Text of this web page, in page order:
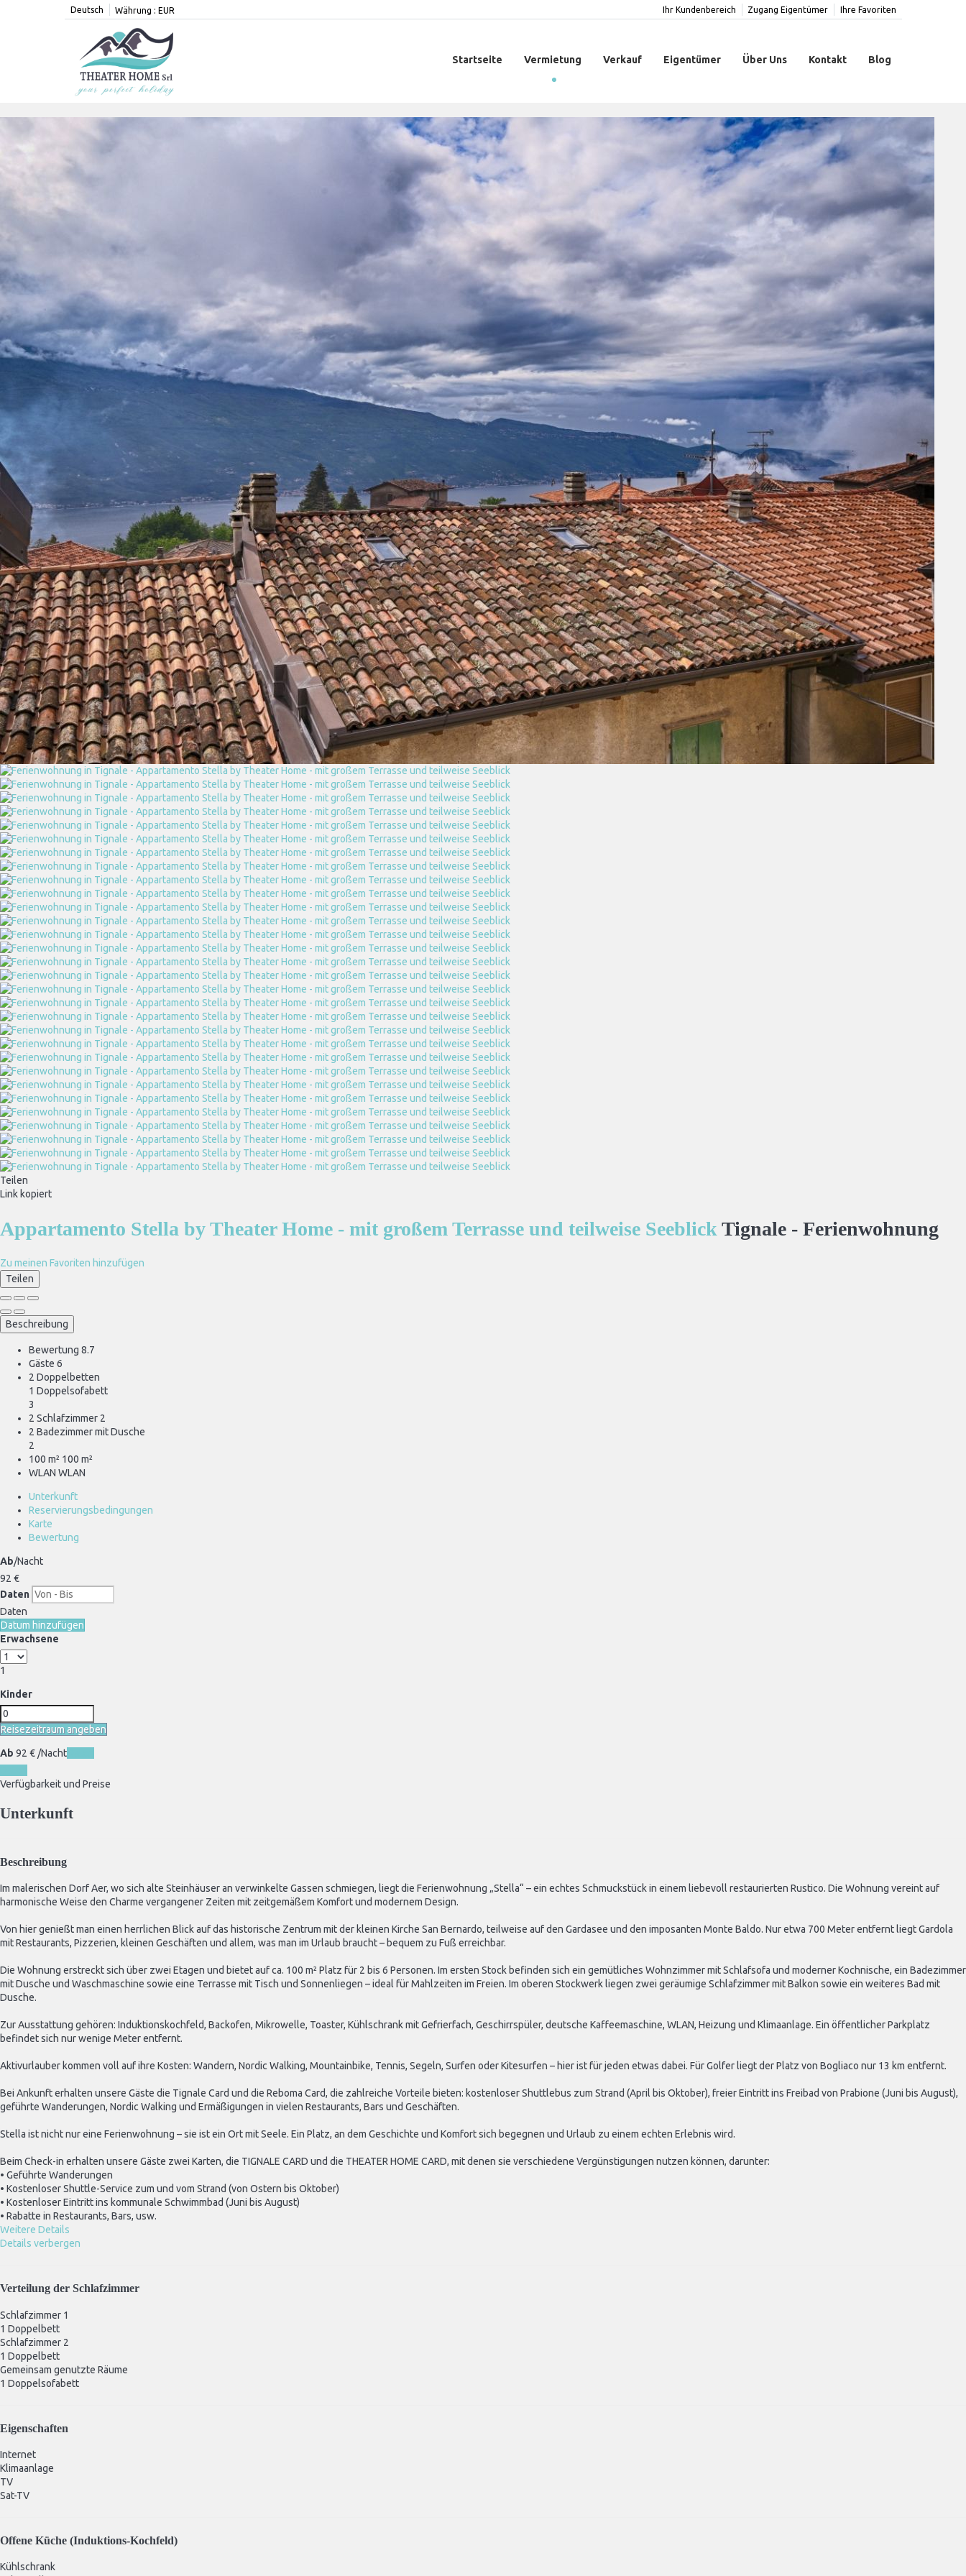
Deutsch Währung : EUR Ihre Favoriten
Zugang Eigentümer
Ihr Kundenbereich
Startseite Vermietung Verkauf Eigentümer Über Uns Kontakt Blog
Teilen
Link kopiert
Appartamento Stella by Theater Home - mit großem Terrasse und teilweise Seeblick Tignale - Ferienwohnung
Zu meinen Favoriten hinzufügen
Teilen
Beschreibung
Bewertung 8.7
Gäste 6
2 Doppelbetten
1 Doppelsofabett
3
2 Schlafzimmer 2
2 Badezimmer mit Dusche
2
100 m² 100 m²
WLAN WLAN
Unterkunft
Reservierungsbedingungen
Karte
Bewertung
Ab/Nacht
92 €
Daten
Daten
Datum hinzufügen
Erwachsene
1
Kinder
Reisezeitraum angeben
Ab 92 € /Nacht
Verfügbarkeit und Preise
Unterkunft
Beschreibung
Im malerischen Dorf Aer, wo sich alte Steinhäuser an verwinkelte Gassen schmiegen, liegt die Ferienwohnung „Stella“ – ein echtes Schmuckstück in einem liebevoll restaurierten Rustico. Die Wohnung vereint auf
harmonische Weise den Charme vergangener Zeiten mit zeitgemäßem Komfort und modernem Design.
Von hier genießt man einen herrlichen Blick auf das historische Zentrum mit der kleinen Kirche San Bernardo, teilweise auf den Gardasee und den imposanten Monte Baldo. Nur etwa 700 Meter entfernt liegt Gardola
mit Restaurants, Pizzerien, kleinen Geschäften und allem, was man im Urlaub braucht – bequem zu Fuß erreichbar.
Die Wohnung erstreckt sich über zwei Etagen und bietet auf ca. 100 m² Platz für 2 bis 6 Personen. Im ersten Stock befinden sich ein gemütliches Wohnzimmer mit Schlafsofa und moderner Kochnische, ein Badezimmer
mit Dusche und Waschmaschine sowie eine Terrasse mit Tisch und Sonnenliegen – ideal für Mahlzeiten im Freien. Im oberen Stockwerk liegen zwei geräumige Schlafzimmer mit Balkon sowie ein weiteres Bad mit
Dusche.
Zur Ausstattung gehören: Induktionskochfeld, Backofen, Mikrowelle, Toaster, Kühlschrank mit Gefrierfach, Geschirrspüler, deutsche Kaffeemaschine, WLAN, Heizung und Klimaanlage. Ein öffentlicher Parkplatz
befindet sich nur wenige Meter entfernt.
Aktivurlauber kommen voll auf ihre Kosten: Wandern, Nordic Walking, Mountainbike, Tennis, Segeln, Surfen oder Kitesurfen – hier ist für jeden etwas dabei. Für Golfer liegt der Platz von Bogliaco nur 13 km entfernt.
Bei Ankunft erhalten unsere Gäste die Tignale Card und die Reboma Card, die zahlreiche Vorteile bieten: kostenloser Shuttlebus zum Strand (April bis Oktober), freier Eintritt ins Freibad von Prabione (Juni bis August),
geführte Wanderungen, Nordic Walking und Ermäßigungen in vielen Restaurants, Bars und Geschäften.
Stella ist nicht nur eine Ferienwohnung – sie ist ein Ort mit Seele. Ein Platz, an dem Geschichte und Komfort sich begegnen und Urlaub zu einem echten Erlebnis wird.
Beim Check-in erhalten unsere Gäste zwei Karten, die TIGNALE CARD und die THEATER HOME CARD, mit denen sie verschiedene Vergünstigungen nutzen können, darunter:
• Geführte Wanderungen
• Kostenloser Shuttle-Service zum und vom Strand (von Ostern bis Oktober)
• Kostenloser Eintritt ins kommunale Schwimmbad (Juni bis August)
• Rabatte in Restaurants, Bars, usw.
Weitere Details
Details verbergen
Verteilung der Schlafzimmer
Schlafzimmer 1
1 Doppelbett
Schlafzimmer 2
1 Doppelbett
Gemeinsam genutzte Räume
1 Doppelsofabett
Eigenschaften
Internet
Klimaanlage
TV
Sat-TV
Offene Küche (Induktions-Kochfeld)
Kühlschrank